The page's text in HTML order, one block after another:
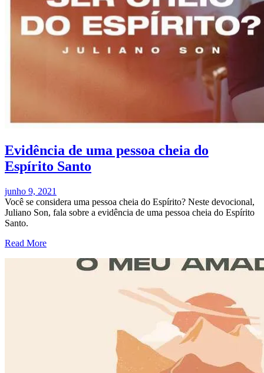
Evidência de uma pessoa cheia do
Espírito Santo
junho 9, 2021
Você se considera uma pessoa cheia do Espírito? Neste devocional,
Juliano Son, fala sobre a evidência de uma pessoa cheia do Espírito
Santo.
Read More